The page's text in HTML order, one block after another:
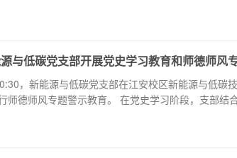
源与低碳党支部开展党史学习教育和师德师风
，新能源与低碳党支部在江安校区新能源与低碳
师德师风专题警示教育。 在党史学习阶段，支部结